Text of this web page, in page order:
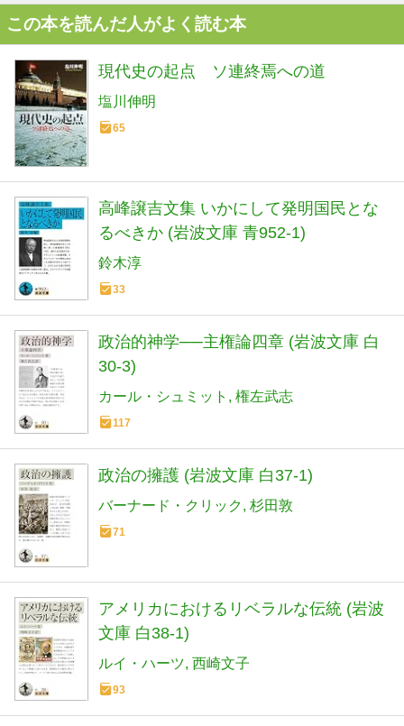
この本を読んだ人がよく読む本
現代史の起点 ソ連終焉への道
塩川伸明
65
高峰譲吉文集 いかにして発明国民とな
るべきか (岩波文庫 青952-1)
鈴木淳
33
政治的神学──主権論四章 (岩波文庫 白
30-3)
カール・シュミット 権左武志
117
政治の擁護 (岩波文庫 白37-1)
バーナード・クリック 杉田敦
71
アメリカにおけるリベラルな伝統 (岩波
文庫 白38-1)
ルイ・ハーツ 西崎文子
93